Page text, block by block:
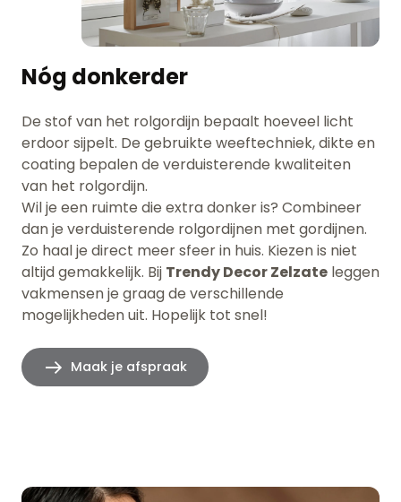
Nóg donkerder
De stof van het rolgordijn bepaalt hoeveel licht
erdoor sijpelt. De gebruikte weeftechniek, dikte en
coating bepalen de verduisterende kwaliteiten
van het rolgordijn.
Wil je een ruimte die extra donker is? Combineer
dan je verduisterende rolgordijnen met gordijnen.
Zo haal je direct meer sfeer in huis. Kiezen is niet
altijd gemakkelijk. Bij Trendy Decor Zelzate leggen
vakmensen je graag de verschillende
mogelijkheden uit. Hopelijk tot snel!
Maak je afspraak